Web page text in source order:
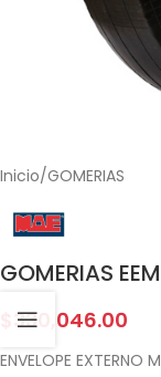
Inicio/GOMERIAS
GOMERIAS
330,046.00
ENVELOPE EXTERNO